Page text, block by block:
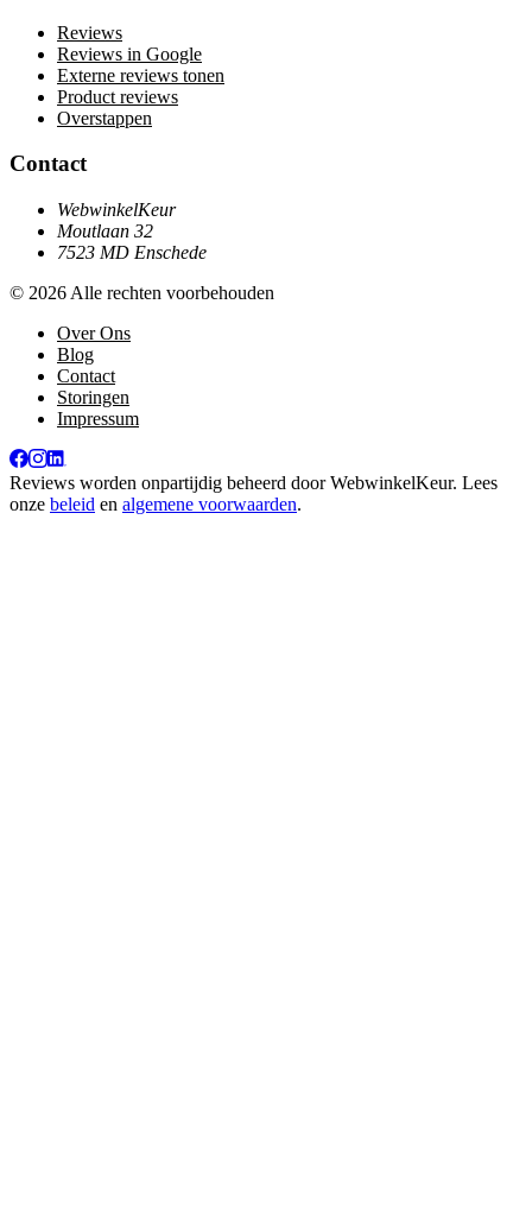
Reviews
Reviews in Google
Externe reviews tonen
Product reviews
Overstappen
Contact
WebwinkelKeur
Moutlaan 32
7523 MD Enschede
© 2026 Alle rechten voorbehouden
Over Ons
Blog
Contact
Storingen
Impressum
Reviews worden onpartijdig beheerd doorWebwinkelKeur. Lees
onze beleid en algemene voorwaarden.